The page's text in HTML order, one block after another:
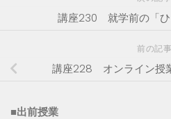
講座230 就学前の「ひ
前の記事
講座228 オンライン授
■出前授業